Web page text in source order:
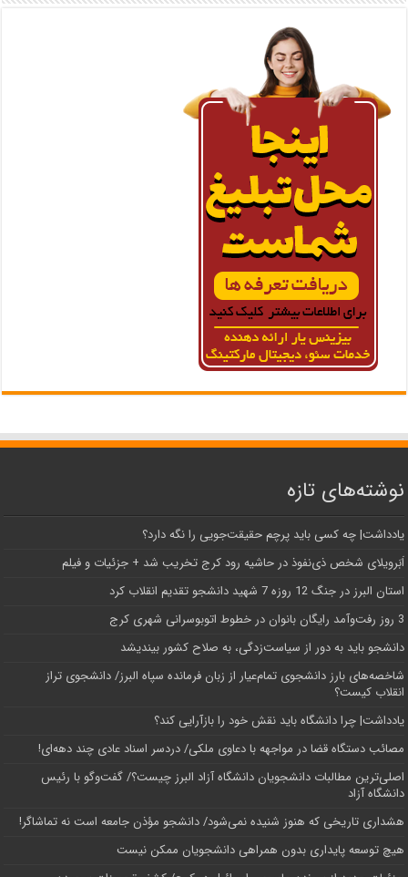
نوشته‌های تازه
یادداشت| ‌چه کسی باید پرچم حقیقت‌جویی را نگه دارد؟
اَبَر‌ویلای شخص ذی‌نفوذ در حاشیه‌ رود کرج تخریب شد + جزئیات و فیلم
استان البرز در جنگ 12 روزه 7 شهید دانشجو تقدیم انقلاب کرد
3 روز رفت‌وآمد رایگان بانوان در خطوط اتوبوسرانی شهری کرج
دانشجو باید به دور از سیاست‌زدگی، به صلاح کشور بیندیشد
شاخصه‌های بارز دانشجوی تمام‌عیار از زبان فرمانده سپاه البرز/ دانشجوی تراز
انقلاب کیست؟
یادداشت| چرا دانشگاه باید نقش خود را بازآرایی کند؟
مصائب دستگاه قضا در مواجهه با دعاوی ملکی/ دردسر اسناد عادی چند‌ دهه‌ای!
اصلی‌ترین مطالبات دانشجویان دانشگاه آزاد البرز چیست؟/ گفت‌وگو با رئیس
دانشگاه آز‌اد
هشداری تاریخی که هنوز شنیده نمی‌شود/ دانشجو مؤذن جامعه است نه تماشاگر!
هیچ توسعه پایداری بدون همراهی دانشجویان ممکن نیست